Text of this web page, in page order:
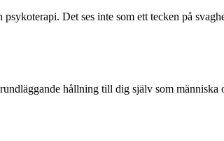
Det ses inte som ett tecken på
hållning till dig själv som